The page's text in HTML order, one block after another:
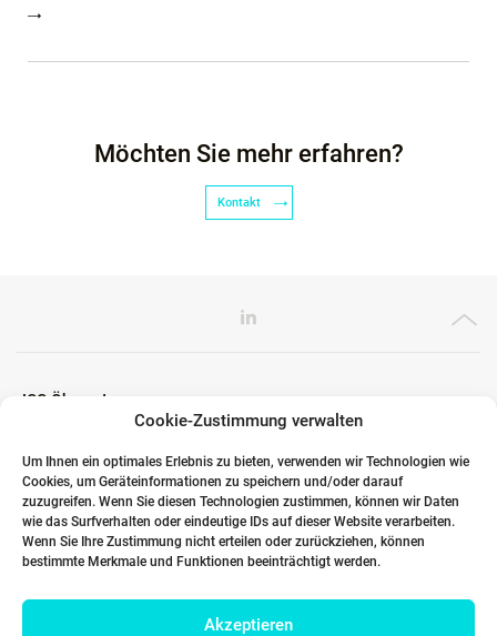
Cookie-Zustimmung verwalten
Um Ihnen ein optimales Erlebnis zu bieten, verwenden wir Technologien wie
Cookies, um Geräteinformationen zu speichern und/oder darauf
zuzugreifen. Wenn Sie diesen Technologien zustimmen, können wir Daten
wie das Surfverhalten oder eindeutige IDs auf dieser Website verarbeiten.
Wenn Sie Ihre Zustimmung nicht erteilen oder zurückziehen, können
bestimmte Merkmale und Funktionen beeinträchtigt werden.
Akzeptieren
Möchten Sie mehr erfahren?
Kontakt
ICG Ökosystem
Globale Partner